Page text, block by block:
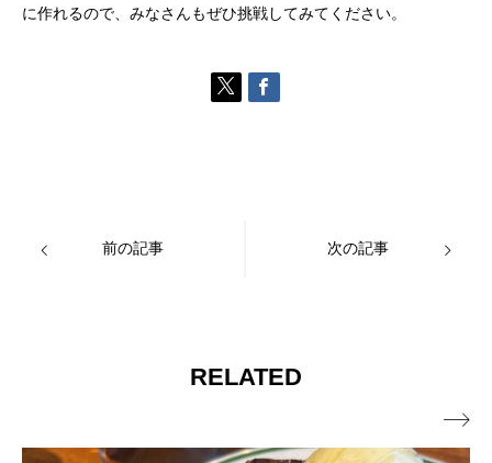
に作れるので、みなさんもぜひ挑戦してみてください。
前の記事 次の記事
RELATED
